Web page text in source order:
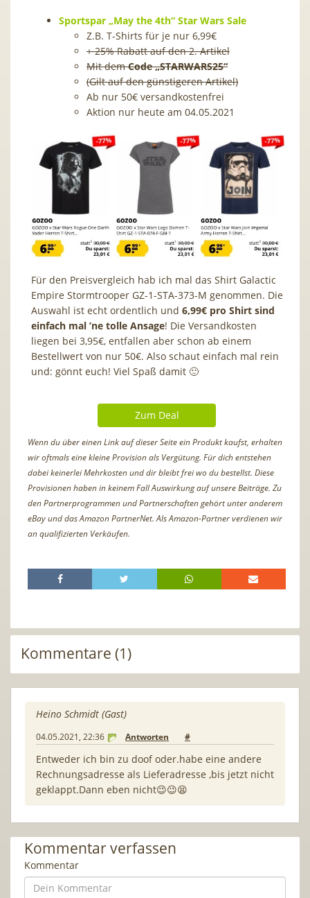
Sportspar „May the 4th“ Star Wars Sale
Z.B. T-Shirts für je nur 6,99€
+ 25% Rabatt auf den 2. Artikel
Mit demCode „STARWARS25“
(Gilt auf den günstigeren Artikel)
Ab nur 50€ versandkostenfrei
Aktion nur heute am 04.05.2021
Für den Preisvergleich hab ich mal das Shirt Galactic
Empire Stormtrooper GZ-1-STA-373-M genommen. Die
Auswahl ist echt ordentlich und 6,99€ pro Shirt sind
einfach mal ’ne tolle Ansage! Die Versandkosten
liegen bei 3,95€, entfallen aber schon ab einem
Bestellwert von nur 50€. Also schaut einfach mal rein
und: gönnt euch! Viel Spaß damit 🙂
Zum Deal
Wenn du über einen Link auf dieser Seite ein Produkt kaufst, erhalten
wir oftmals eine kleine Provision als Vergütung. Für dich entstehen
dabei keinerlei Mehrkosten und dir bleibt frei wo du bestellst. Diese
Provisionen haben in keinem Fall Auswirkung auf unsere Beiträge. Zu
den Partnerprogrammen und Partnerschaften gehört unter anderem
eBay und das Amazon PartnerNet. Als Amazon-Partner verdienen wir
an qualifizierten Verkäufen.
Kommentare (1)
Heino Schmidt (Gast)
04.05.2021, 22:36 Antworten #
Entweder ich bin zu doof oder.habe eine andere
Rechnungsadresse als Lieferadresse ,bis jetzt nicht
geklappt.Dann eben nicht😉😉😫
Kommentar verfassen
Kommentar